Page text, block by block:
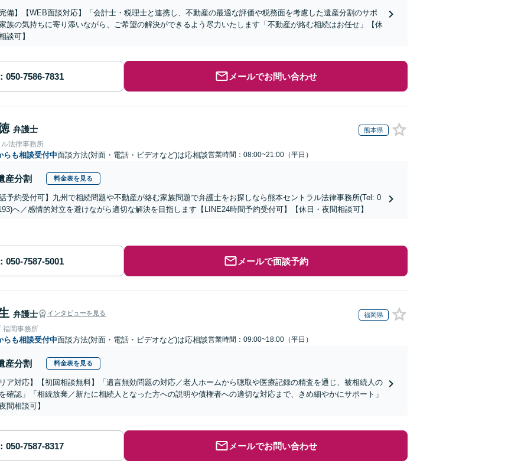
完備】【WEB面談対応】「会計士・税理士と連携し、不動産の最適な評価や税務面を考慮した遺産分割のサポ
族の気持ちに寄り添いながら、ご希望の解決ができるよう尽力いたします「不動産が絡む相続はお任せ」【休
談可】
メールでお問い合わせ
弁護士 熊本県
法律事務所
らも相談受付中面談方法(対面・電話・ビデオなど)は応相談営業時間：08:00~21:00（平日）
産分割 料金表を見る
話予約受付可】九州で相続問題や不動産が絡む家族問題で弁護士をお探しなら熊本セントラル法律事務所(Tel: 0
へ／感情的対立を避けながら適切な解決を目指します【LINE24時間予約受付可】【休日・夜間相談可】
メールで面談予約
弁護士 インタビューを見る 福岡県
福岡事務所
らも相談受付中面談方法(対面・電話・ビデオなど)は応相談営業時間：09:00~18:00（平日）
産分割 料金表を見る
リア対応】【初回相談無料】「遺言無効問題の対応／老人ホームから聴取や医療記録の精査を通じ、被相続人の
確認」「相続放棄／新たに相続人となった方への説明や債権者への適切な対応まで、きめ細やかにサポート」
間相談可】
メールでお問い合わせ